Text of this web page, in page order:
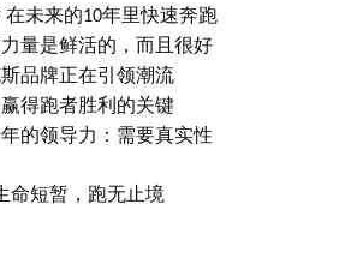
在未来的10年里快速奔跑
量是鲜活的，而且很好
品牌正在引领潮流
得跑者胜利的关键
的领导力：需要真实性
命短暂，跑无止境